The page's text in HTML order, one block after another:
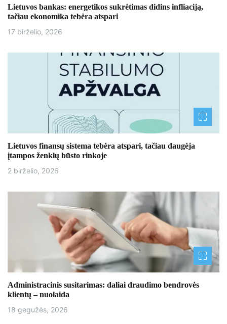
t
a
r
š
ų
Lietuvos bankas: energetikos sukrėtimas didins infliaciją,
tačiau ekonomika tebėra atspari
17 birželio, 2026
Lietuvos finansų sistema tebėra atspari, tačiau daugėja
įtampos ženklų būsto rinkoje
2 birželio, 2026
Administracinis susitarimas: daliai draudimo bendrovės
klientų – nuolaida
18 gegužės, 2026